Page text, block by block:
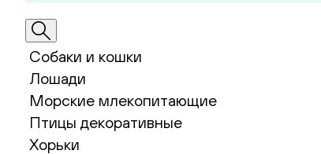
Собаки и кошки
Лошади
Морские млекопитающие
Птицы декоративные
Хорьки